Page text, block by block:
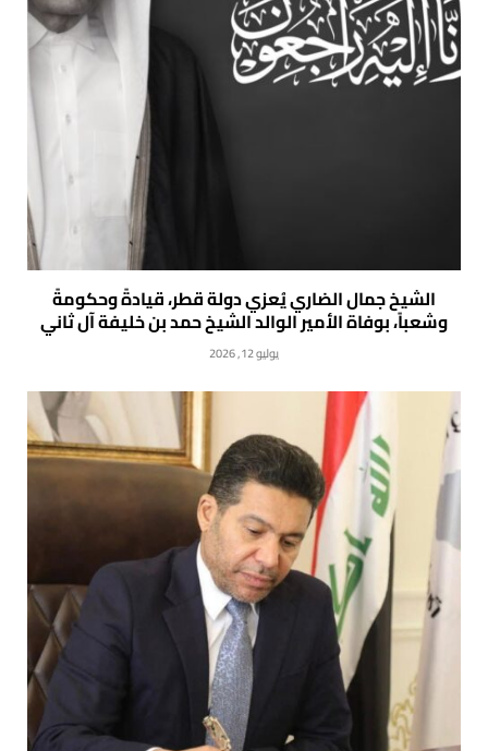
الشيخ جمال الضاري يُعزي دولة قطر، قيادةً وحكومةً
وشعباً، بوفاة الأمير الوالد الشيخ حمد بن خليفة آل ثاني
يوليو 12, 2026